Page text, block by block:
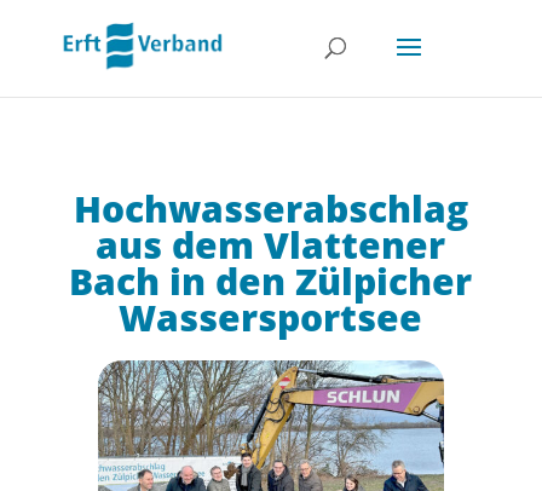
Hochwasserabschlag
aus dem Vlattener
Bach in den Zülpicher
Wassersportsee